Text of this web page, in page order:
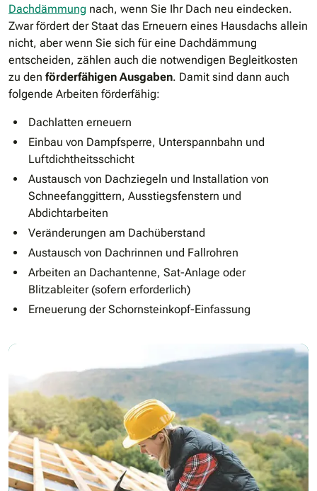
Dachdämmung nach, wenn Sie Ihr Dach neu eindecken.
Zwar fördert der Staat das Erneuern eines Hausdachs allein
nicht, aber wenn Sie sich für eine Dachdämmung
entscheiden, zählen auch die notwendigen Begleitkosten
zu den förderfähigen Ausgaben. Damit sind dann auch
folgende Arbeiten förderfähig:
Dachlatten erneuern
Einbau von Dampfsperre, Unterspannbahn und
Luftdichtheitsschicht
Austausch von Dachziegeln und Installation von
Schneefanggittern, Ausstiegsfenstern und
Abdichtarbeiten
Veränderungen am Dachüberstand
Austausch von Dachrinnen und Fallrohren
Arbeiten an Dachantenne, Sat-Anlage oder
Blitzableiter (sofern erforderlich)
Erneuerung der Schornsteinkopf-Einfassung